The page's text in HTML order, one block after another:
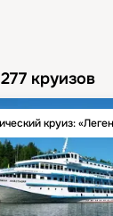
277 круизов
круиз: